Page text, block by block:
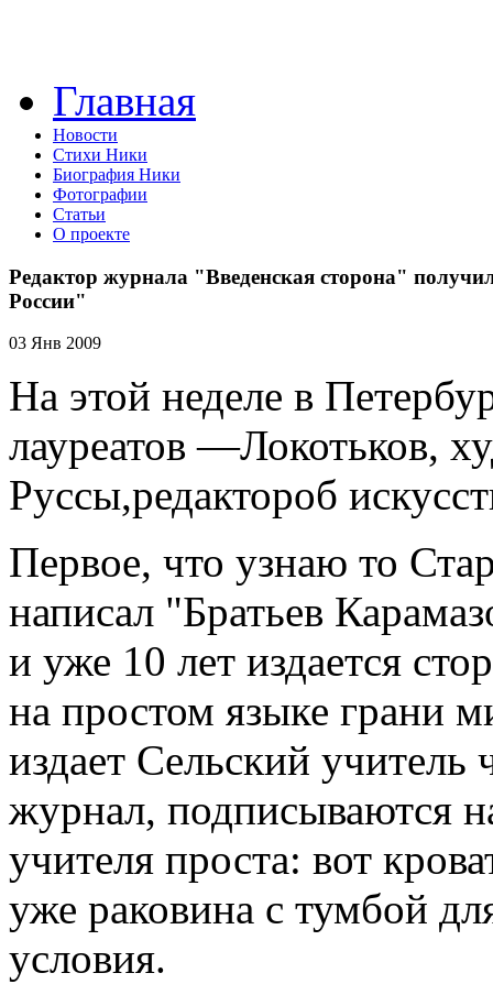
Главная
Новости
Стихи Ники
Биография Ники
Фотографии
Статьи
О проекте
Редактор журнала "Введенская сторона"
России"
03 Янв 2009
На этой неделе в
лауреатов —Локотьков,
Руссы,редактороб
Первое, что узнаю то
написал "Братьев
и уже 10 лет издается
на простом языке грани
издает Сельский учитель
журнал, подписываются
учителя проста: вот
уже раковина с тумбой
условия.